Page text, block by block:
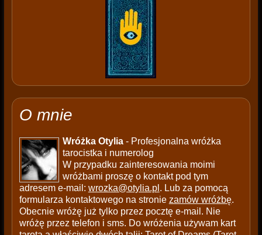
O mnie
Wróżka Otylia- Profesjonalna wróżka
tarocistka i numerolog
W przypadku zainteresowania moimi
wróżbami proszę o kontakt pod tym
adresem e-mail: wrozka@otylia.pl . Lub za pomocą
formularza kontaktowego na stronie zamów wróżbę.
Obecnie wróżę już tylko przez pocztę e-mail. Nie
wróżę przez telefon i sms. Do wróżenia używam kart